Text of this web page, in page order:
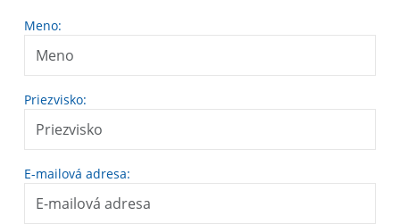
Meno:
Priezvisko:
E-mailová adresa: